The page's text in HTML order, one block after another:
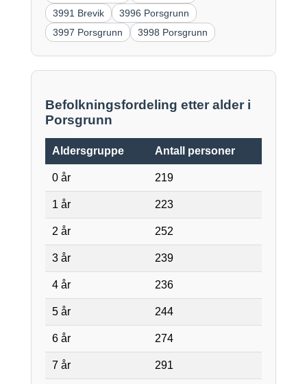
3991 Brevik
3996 Porsgrunn
3997 Porsgrunn
3998 Porsgrunn
Befolkningsfordeling etter alder i
Porsgrunn
Aldersgruppe Antall personer
0 år 219
1 år 223
2 år 252
3 år 239
4 år 236
5 år 244
6 år 274
7 år 291